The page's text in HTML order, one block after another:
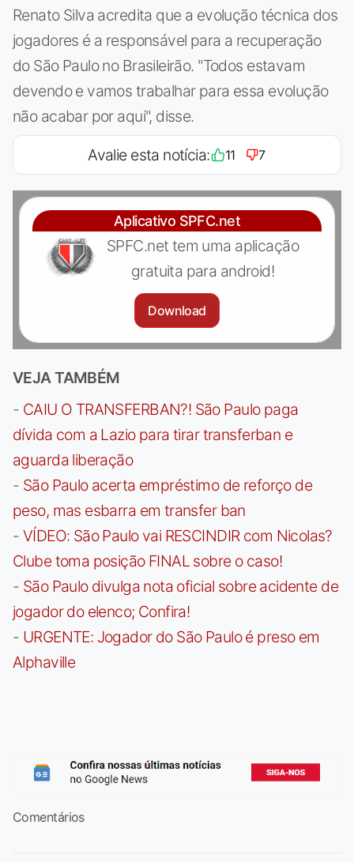
Renato Silva acredita que a evolução técnica dos
jogadores é a responsável para a recuperação
do São Paulo no Brasileirão. "Todos estavam
devendo e vamos trabalhar para essa evolução
não acabar por aqui", disse.
Avalie esta notícia: 11 7
Aplicativo SPFC.net
SPFC.net tem uma aplicação
gratuita para android!
Download
VEJA TAMBÉM
- CAIU O TRANSFERBAN?! São Paulo paga
dívida com a Lazio para tirar transferban e
aguarda liberação
- São Paulo acerta empréstimo de reforço de
peso, mas esbarra em transfer ban
- VÍDEO: São Paulo vai RESCINDIR com Nicolas?
Clube toma posição FINAL sobre o caso!
- São Paulo divulga nota oficial sobre acidente de
jogador do elenco; Confira!
- URGENTE: Jogador do São Paulo é preso em
Alphaville
Comentários